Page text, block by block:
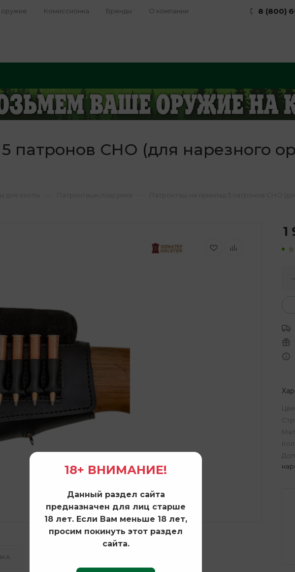
оружие Комиссионка Бренды О компании 8 (800)
патронов СНО (для нарезного
1
В
18+ ВНИМАНИЕ!
Данный раздел сайта
предназначен для лиц старше
18 лет. Если Вам меньше 18 лет,
просим покинуть этот раздел
сайта.